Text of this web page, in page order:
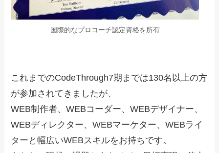
国際的なプロコーチ認定資格を所有
これまでのCodeThrough7期までは130名以上の方
が参加されてきましたが、
WEB制作者、WEBコーダー、WEBデザイナー、
WEBディレクター、WEBマーケター、WEBライ
ターと幅広いWEBスキルをお持ちです。